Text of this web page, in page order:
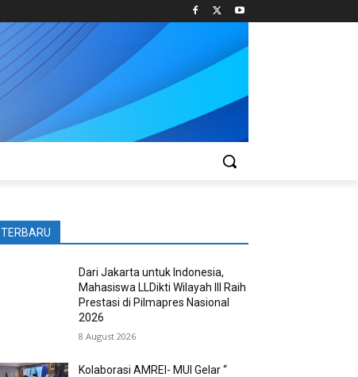
TERBARU
Dari Jakarta untuk Indonesia,
Mahasiswa LLDikti Wilayah III Raih
Prestasi di Pilmapres Nasional
2026
8 August 2026
Kolaborasi AMREI- MUI Gelar “